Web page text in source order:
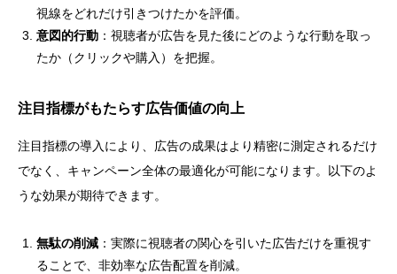
視線をどれだけ引きつけたかを評価。
意図的行動 ：視聴者が広告を見た後にどのような行動を取っ
たか（クリックや購入）を把握。
注目指標がもたらす広告価値の向上
注目指標の導入により、広告の成果はより精密に測定されるだけ
でなく、キャンペーン全体の最適化が可能になります。以下のよ
うな効果が期待できます。
無駄の削減 ：実際に視聴者の関心を引いた広告だけを重視す
ることで、非効率な広告配置を削減。